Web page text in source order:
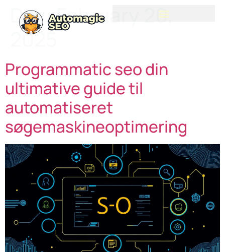
Day:February 20,
2025
Programmatic seo din
ultimative guide til
automatiseret
søgemaskineoptimering